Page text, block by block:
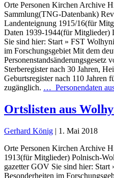
Orte Personen Kirchen Archive
Sammlung(TNG-Datenbank)
Landenteignung 1915/16(für
Daten 1939-1944(für Mitglieder)
Sie sind hier: Start » FST
im Forschungsgebiet Mit dem
Personenstandsänderungsgesetz
Sterberegister nach 30 Jahren,
Geburtsregister nach 110 Jahren
zugänglich. … Personendaten
Ortslisten aus
Gerhard König | 1. Mai 2018
Orte Personen Kirchen Archive
1913(für Mitglieder) Polnisch-
gazetter GOV Sie sind hier:
Besonderheiten im